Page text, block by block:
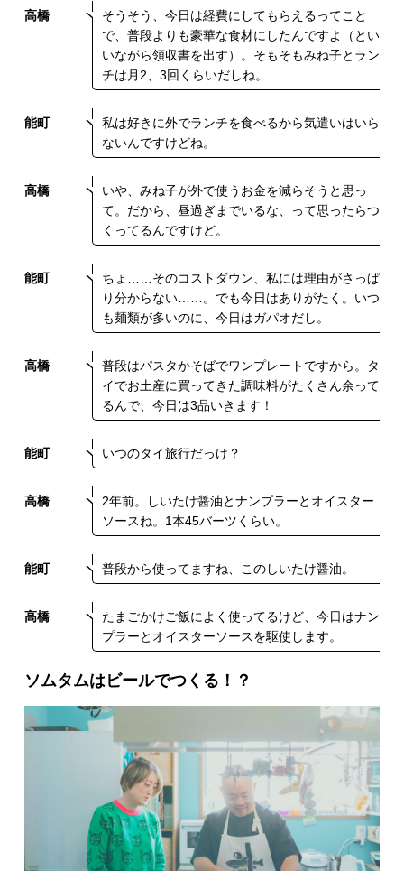
高橋
そうそう、今日は経費にしてもらえるってこと
で、普段よりも豪華な食材にしたんですよ（とい
いながら領収書を出す）。そもそもみね子とラン
チは月2、3回くらいだしね。
能町
私は好きに外でランチを食べるから気遣いはいら
ないんですけどね。
高橋
いや、みね子が外で使うお金を減らそうと思っ
て。だから、昼過ぎまでいるな、って思ったらつ
くってるんですけど。
能町
ちょ……そのコストダウン、私には理由がさっぱ
り分からない……。でも今日はありがたく。いつ
も麺類が多いのに、今日はガパオだし。
高橋
普段はパスタかそばでワンプレートですから。タ
イでお土産に買ってきた調味料がたくさん余って
るんで、今日は3品いきます！
能町 いつのタイ旅行だっけ？
高橋
2年前。しいたけ醤油とナンプラーとオイスター
ソースね。1本45バーツくらい。
能町 普段から使ってますね、このしいたけ醤油。
高橋
たまごかけご飯によく使ってるけど、今日はナン
プラーとオイスターソースを駆使します。
ソムタムはビールでつくる！？